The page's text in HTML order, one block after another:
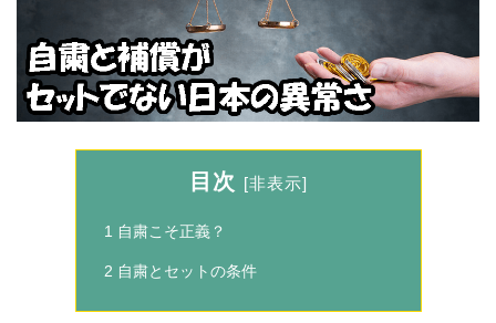
目次 [非表示]
1 自粛こそ正義？
2 自粛とセットの条件